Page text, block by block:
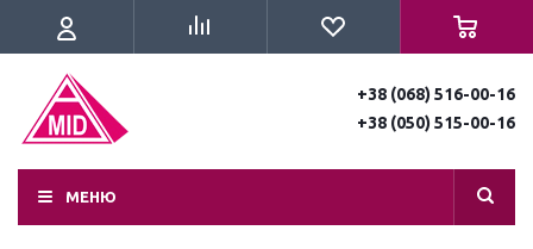
+38 (068) 516-00-16
+38 (050) 515-00-16
МЕНЮ